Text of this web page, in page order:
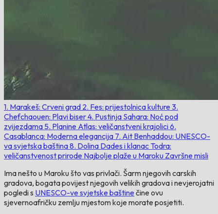
1. Marakeš: Crveni grad 2. Fes: prijestolnica kulture 3.
Chefchaouen: Plavi biser4. Pustinja Sahara: Noć pod
zvijezdama 5. Planine Atlas: veličanstveni krajolici6.
Casablanca: Moderna elegancija 7. Ait Benhaddou: UNESCO-
va svjetska baština8. Dolina Dades i klanac Todra:
veličanstvenost prirode Najbolje plaže u Maroku Završne misli
Ima nešto u Maroku što vas privlači. Šarm njegovih carskih
gradova, bogata povijest njegovih velikih gradova i nevjerojatni
pogledi s UNESCO-ve svjetske baštine čine ovu
sjevernoafričku zemlju mjestom koje morate posjetiti.